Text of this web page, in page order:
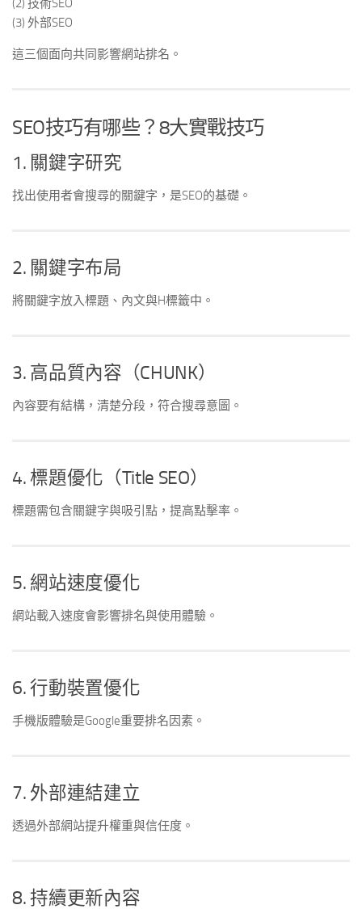
(2) 技術SEO
(3) 外部SEO
這三個面向共同影響網站排名。
SEO技巧有哪些？8大實戰技巧
1. 關鍵字研究
找出使用者會搜尋的關鍵字，是SEO的基礎。
2. 關鍵字布局
將關鍵字放入標題、內文與H標籤中。
3. 高品質內容（CHUNK）
內容要有結構，清楚分段，符合搜尋意圖。
4. 標題優化（Title SEO）
標題需包含關鍵字與吸引點，提高點擊率。
5. 網站速度優化
網站載入速度會影響排名與使用體驗。
6. 行動裝置優化
手機版體驗是Google重要排名因素。
7. 外部連結建立
透過外部網站提升權重與信任度。
8. 持續更新內容